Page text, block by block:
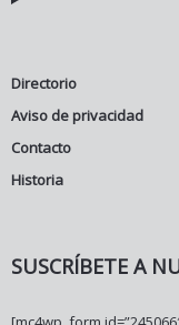
Directorio
Aviso de privacidad
Contacto
Historia
SUSCRÍBETE A